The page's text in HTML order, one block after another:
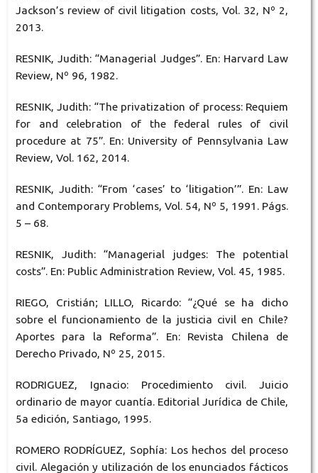
Jackson’s review of civil litigation costs, Vol. 32, Nº 2,
2013.
RESNIK, Judith: “Managerial Judges”. En: Harvard Law
Review, Nº 96, 1982.
RESNIK, Judith: “The privatization of process: Requiem
for and celebration of the federal rules of civil
procedure at 75”. En: University of Pennsylvania Law
Review, Vol. 162, 2014.
RESNIK, Judith: “From ‘cases’ to ‘litigation’”. En: Law
and Contemporary Problems, Vol. 54, Nº 5, 1991. Págs.
5 – 68.
RESNIK, Judith: “Managerial judges: The potential
costs”. En: Public Administration Review, Vol. 45, 1985.
RIEGO, Cristián; LILLO, Ricardo: “¿Qué se ha dicho
sobre el funcionamiento de la justicia civil en Chile?
Aportes para la Reforma”. En: Revista Chilena de
Derecho Privado, Nº 25, 2015.
RODRIGUEZ, Ignacio: Procedimiento civil. Juicio
ordinario de mayor cuantía. Editorial Jurídica de Chile,
5a edición, Santiago, 1995.
ROMERO RODRÍGUEZ, Sophía: Los hechos del proceso
civil. Alegación y utilización de los enunciados fácticos